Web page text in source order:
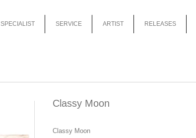
SPECIALIST SERVICE ARTIST RELEASES
Classy Moon
Classy Moon